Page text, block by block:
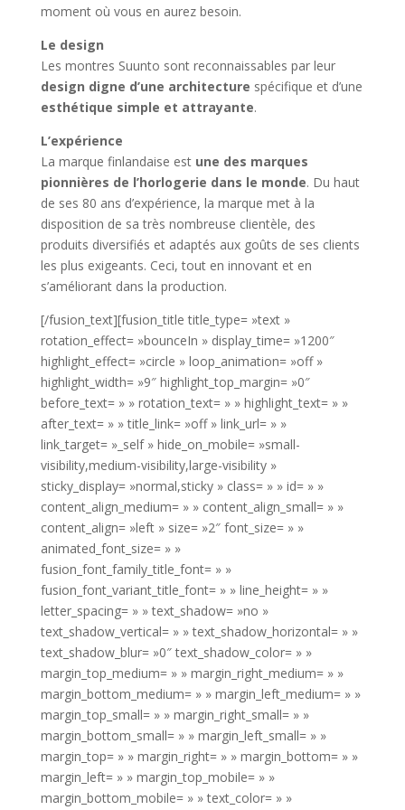
moment où vous en aurez besoin.
Le design
Les montres Suunto sont reconnaissables par leur
design digne d’une architecture spécifique et d’une
esthétique simple et attrayante.
L’expérience
La marque finlandaise est une des marques
pionnières de l’horlogerie dans le monde. Du haut
de ses 80 ans d’expérience, la marque met à la
disposition de sa très nombreuse clientèle, des
produits diversifiés et adaptés aux goûts de ses clients
les plus exigeants. Ceci, tout en innovant et en
s’améliorant dans la production.
[/fusion_text][fusion_title title_type= »text »
rotation_effect= »bounceIn » display_time= »1200″
highlight_effect= »circle » loop_animation= »off »
highlight_width= »9″ highlight_top_margin= »0″
before_text= » » rotation_text= » » highlight_text= » »
after_text= » » title_link= »off » link_url= » »
link_target= »_self » hide_on_mobile= »small-
visibility,medium-visibility,large-visibility »
sticky_display= »normal,sticky » class= » » id= » »
content_align_medium= » » content_align_small= » »
content_align= »left » size= »2″ font_size= » »
animated_font_size= » »
fusion_font_family_title_font= » »
fusion_font_variant_title_font= » » line_height= » »
letter_spacing= » » text_shadow= »no »
text_shadow_vertical= » » text_shadow_horizontal= » »
text_shadow_blur= »0″ text_shadow_color= » »
margin_top_medium= » » margin_right_medium= » »
margin_bottom_medium= » » margin_left_medium= » »
margin_top_small= » » margin_right_small= » »
margin_bottom_small= » » margin_left_small= » »
margin_top= » » margin_right= » » margin_bottom= » »
margin_left= » » margin_top_mobile= » »
margin_bottom_mobile= » » text_color= » »